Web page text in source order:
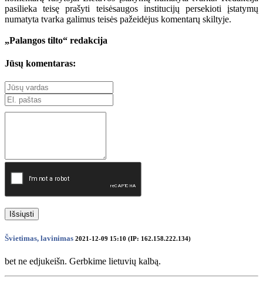
pasilieka teisę prašyti teisėsaugos institucijų persekioti įstatymų
numatyta tvarka galimus teisės pažeidėjus komentarų skiltyje.
„Palangos tilto“ redakcija
Jūsų komentaras:
Išsiųsti
Švietimas, lavinimas 2021-12-09 15:10 (IP: 162.158.222.134)
bet ne edjukeišn. Gerbkime lietuvių kalbą.